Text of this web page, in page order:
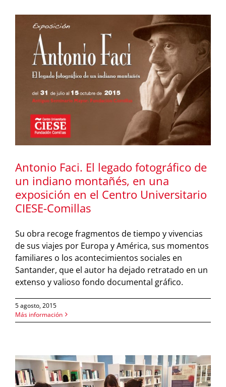
Antonio Faci. El legado fotográfico de
un indiano montañés, en una
exposición en el Centro Universitario
CIESE-Comillas
Su obra recoge fragmentos de tiempo y vivencias
de sus viajes por Europa y América, sus momentos
familiares o los acontecimientos sociales en
Santander, que el autor ha dejado retratado en un
extenso y valioso fondo documental gráfico.
5 agosto, 2015
Más información